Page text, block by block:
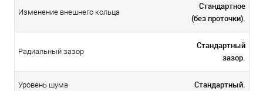
Изменение внешнего кольца
Стандартное
(без проточки).
Радиальный зазор
Стандартный
зазор.
Уровень шума Стандартный.